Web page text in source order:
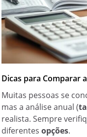
Dicas para Comparar
Muitas pessoas se
mas a análise anual (
realista.Sempre
diferentesopções.